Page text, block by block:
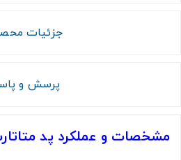
جزئیات
پرسش و
مشخصات و عملکرد پد